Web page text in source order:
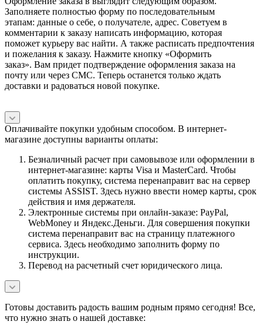
Заполняете полностью форму по последовательным
этапам: данные о себе, о получателе, адрес. Советуем в
комментарии к заказу написать информацию, которая
поможет курьеру вас найти. А также расписать предпочтения
и пожелания к заказу. Нажмите кнопку «Оформить
заказ». Вам придет подтверждение оформления заказа на
почту или через СМС. Теперь останется только ждать
доставки и радоваться новой покупке.
Оплачивайте покупки удобным способом. В интернет-
магазине доступны варианты оплаты:
Безналичный расчет при самовывозе или оформлении в
интернет-магазине: карты Visa и MasterCard. Чтобы
оплатить покупку, система перенаправит вас на сервер
системы ASSIST. Здесь нужно ввести номер карты, срок
действия и имя держателя.
Электронные системы при онлайн-заказе: PayPal,
WebMoney и Яндекс.Деньги. Для совершения покупки
система перенаправит вас на страницу платежного
сервиса. Здесь необходимо заполнить форму по
инструкции.
Перевод на расчетный счет юридического лица.
Готовы доставить радость вашим родным прямо сегодня! Все,
что нужно знать о нашей доставке: